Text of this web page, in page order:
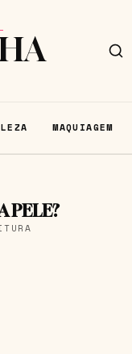
MAQUIAGEM
PELE?